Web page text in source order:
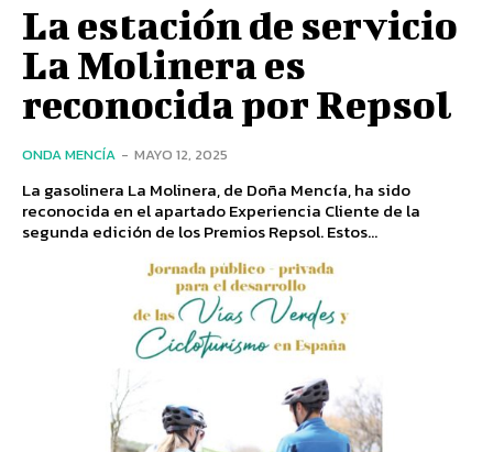
La estación de servicio
La Molinera es
reconocida por Repsol
ONDA MENCÍA - MAYO 12, 2025
La gasolinera La Molinera, de Doña Mencía, ha sido
reconocida en el apartado Experiencia Cliente de la
segunda edición de los Premios Repsol. Estos...